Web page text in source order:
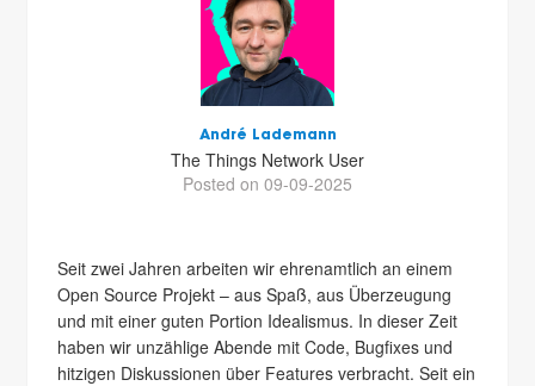
André Lademann
The Things Network User
Posted on 09-09-2025
Seit zwei Jahren arbeiten wir ehrenamtlich an einem
Open Source Projekt – aus Spaß, aus Überzeugung
und mit einer guten Portion Idealismus. In dieser Zeit
haben wir unzählige Abende mit Code, Bugfixes und
hitzigen Diskussionen über Features verbracht. Seit ein